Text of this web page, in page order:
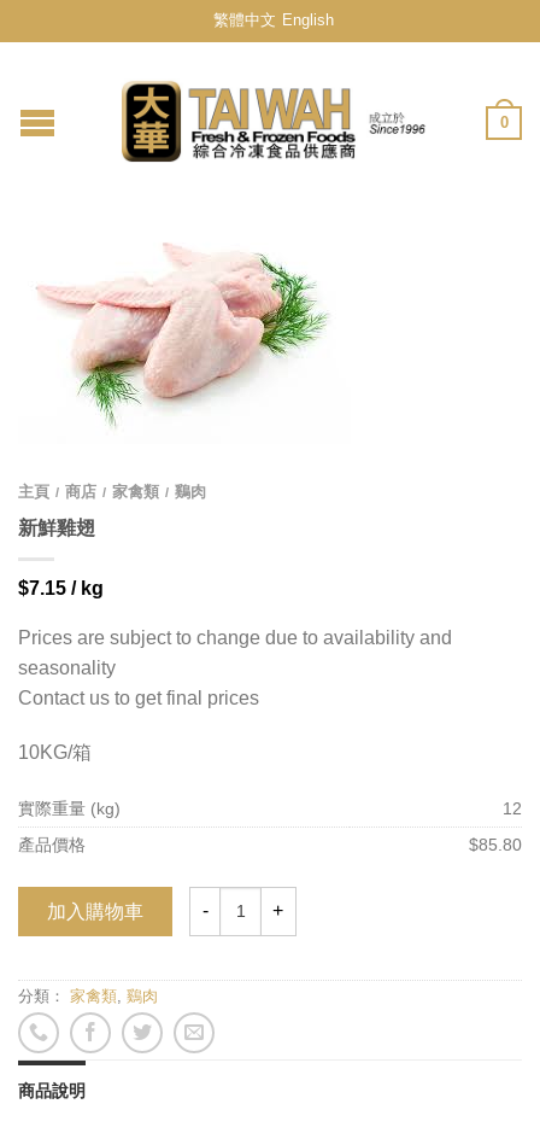
繁體中文 English
0
主頁 / 商店 / 家禽類 / 鷄肉
新鮮雞翅
$7.15 / kg
Prices are subject to change due to availability and
seasonality
Contact us to get final prices
10KG/箱
實際重量 (kg)
12
產品價格
$85.80
加入購物車
分類： 家禽類 鷄肉
商品說明